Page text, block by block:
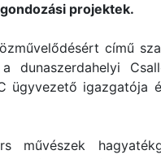
projektek.
című
dunaszerdahelyi
ügyvezető igazgatója